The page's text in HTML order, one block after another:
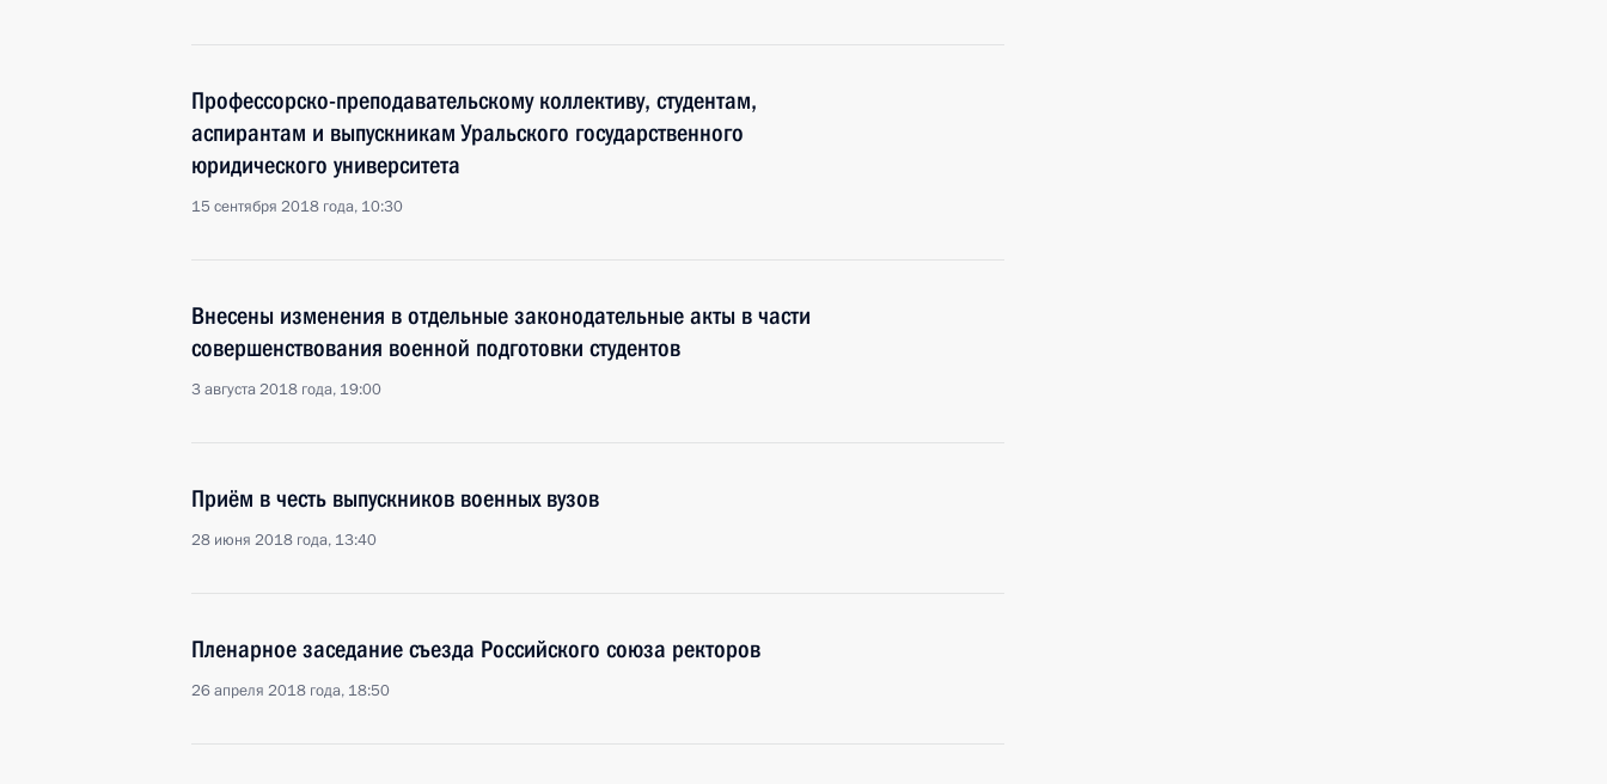
Профессорско-преподавательскому коллективу, студентам,
аспирантам и выпускникам Уральского государственного
юридического университета
15 сентября 2018 года, 10:30
Внесены изменения в отдельные законодательные акты в части
совершенствования военной подготовки студентов
3 августа 2018 года, 19:00
Приём в честь выпускников военных вузов
28 июня 2018 года, 13:40
Пленарное заседание съезда Российского союза ректоров
26 апреля 2018 года, 18:50